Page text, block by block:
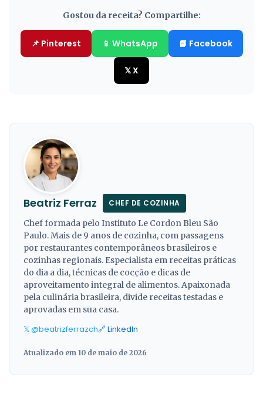
Gostou da receita? Compartilhe:
📌 Pinterest 📱 WhatsApp 📘 Facebook
𝕏 X
Beatriz Ferraz CHEF DE COZINHA
Chef formada pelo Instituto Le Cordon Bleu São
Paulo. Mais de 9 anos de cozinha, com passagens
por restaurantes contemporâneos brasileiros e
cozinhas regionais. Especialista em receitas práticas
do dia a dia, técnicas de cocção e dicas de
aproveitamento integral de alimentos. Apaixonada
pela culinária brasileira, divide receitas testadas e
aprovadas em sua casa.
𝕏 @beatrizferrazch🔗 LinkedIn
Atualizado em 10 de maio de 2026